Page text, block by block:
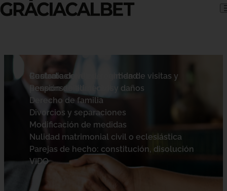
Skip to content
Contratos civiles
Custodia de hijos, régimen de visitas y
pensión de alimentos
Derecho de familia
Divorcios y separaciones
Modificación de medidas
Nulidad matrimonial civil o eclesiástica
Parejas de hecho: constitución, disolución
VIDO
Reclamaciones de cantidad
Responsabilidad civil y daños